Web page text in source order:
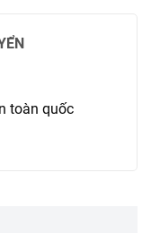
toàn quốc